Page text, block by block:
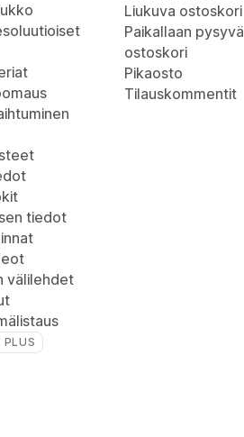
tiedot
välilehdet
PLUS
Liukuva ostoskori
Paikallaan pysyvä
ostoskori
Pikaosto
Tilauskommentit